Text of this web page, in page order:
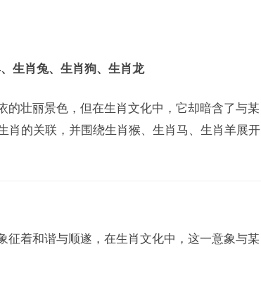
生肖兔、生肖狗、生肖龙
的壮丽景色，但在生肖文化中，它却暗含了与某
肖的关联，并围绕生肖猴、生肖马、生肖羊展开
征着和谐与顺遂，在生肖文化中，这一意象与某